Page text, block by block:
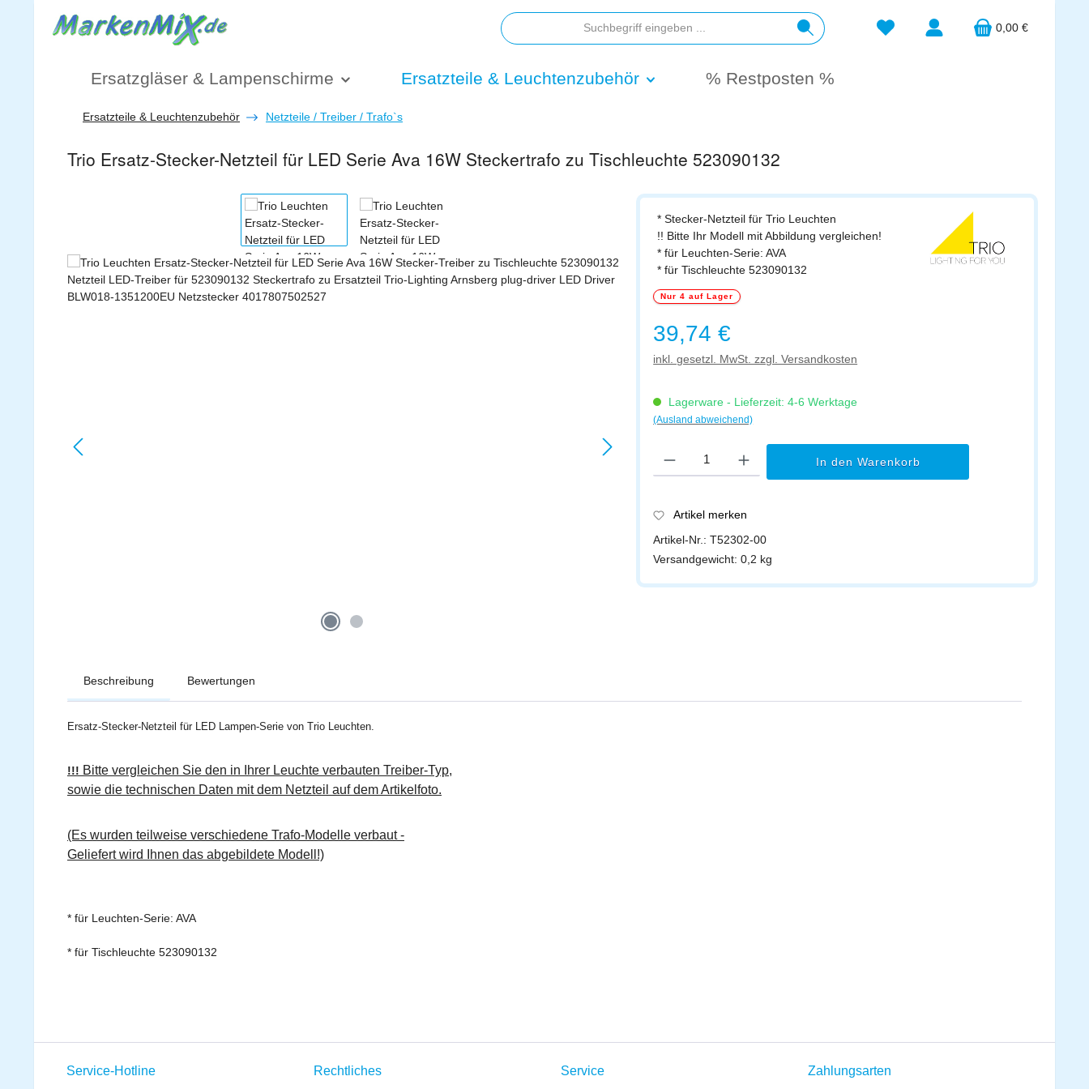
Hauptinhalt springen
Zur Suche springen
Zur Hauptnavigation springen
Du hast 0 Produkte auf dem
0,00 €
Ersatzgläser & Lampenschirme Ersatzteile & Leuchtenzubehör % Restposten %
Ersatzteile & Leuchtenzubehör Netzteile / Treiber / Trafo`s
Trio Ersatz-Stecker-Netzteil für LED Serie Ava 16W Steckertrafo zu Tischleuchte 523090132
* Stecker-Netzteil für Trio Leuchten
!! Bitte Ihr Modell mit Abbildung vergleichen!
* für Leuchten-Serie: AVA
* für Tischleuchte 523090132
Nur 4 auf Lager
Regulärer Preis:
39,74 €
inkl. gesetzl. MwSt. zzgl. Versandkosten
Lagerware - Lieferzeit: 4-6 Werktage
(Ausland abweichend)
In den Warenkorb
Artikel merken
Artikel-Nr.:T52302-00
Versandgewicht:0,2 kg
Beschreibung Bewertungen
Ersatz-Stecker-Netzteil für LED Lampen-Serie von Trio Leuchten.
!!! Bitte vergleichen Sie den in Ihrer Leuchte verbauten Treiber-Typ,
sowie die technischen Daten mit dem Netzteil auf dem Artikelfoto.
(Es wurden teilweise verschiedene Trafo-Modelle verbaut -
Geliefert wird Ihnen das abgebildete Modell!)
* für Leuchten-Serie: AVA
* für Tischleuchte 523090132
Service-Hotline Rechtliches Service Zahlungsarten